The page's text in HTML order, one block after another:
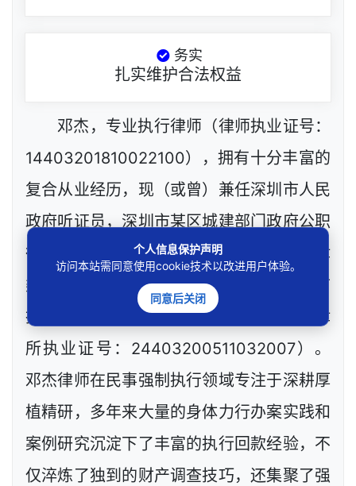
务实
扎实维护合法权益
邓杰，专业执行律师（律师执业证号：
14403201810022100），拥有十分丰富的
复合从业经历，现（或曾）兼任深圳市人民
政府听证员，深圳市某区城建部门政府公职
律师、政府工程定标专家，深圳市政府法律
类采购评审专家，网络技术工程师等，目前
执业于北京市炜衡（深圳）律师事务所（律
所执业证号：24403200511032007）。
邓杰律师在民事强制执行领域专注于深耕厚
植精研，多年来大量的身体力行办案实践和
案例研究沉淀下了丰富的执行回款经验，不
仅淬炼了独到的财产调查技巧，还集聚了强
个人信息保护声明
访问本站需同意使用cookie技术以改进用户体验。
同意后关闭